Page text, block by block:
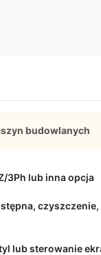
budowlanych
3Ph lub inna opcja
lub sterowanie